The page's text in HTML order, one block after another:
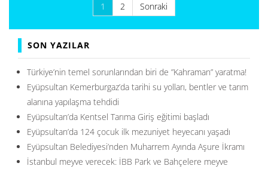
sayfalaması
1 2 Sonraki
SON YAZILAR
Türkiye’nin temel sorunlarından biri de ”Kahraman” yaratma!
Eyüpsultan Kemerburgaz’da tarihi su yolları, bentler ve tarım
alanına yapılaşma tehdidi
Eyüpsultan’da Kentsel Tarıma Giriş eğitimi başladı
Eyüpsultan’da 124 çocuk ilk mezuniyet heyecanı yaşadı
Eyüpsultan Belediyesi’nden Muharrem Ayında Aşure İkramı
İstanbul meyve verecek: İBB Park ve Bahçelere meyve